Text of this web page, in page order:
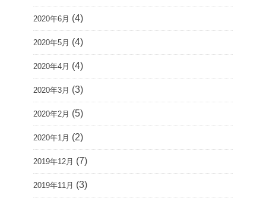
2020年6月 (4)
2020年5月 (4)
2020年4月 (4)
2020年3月 (3)
2020年2月 (5)
2020年1月 (2)
2019年12月 (7)
2019年11月 (3)